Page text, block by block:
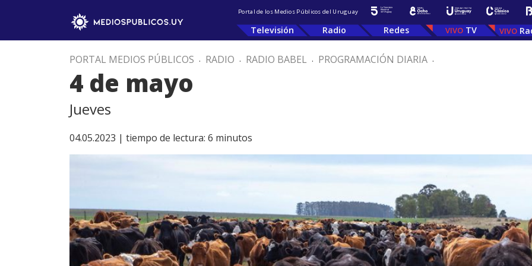
Portal de los Medios Públicos del Uruguay
Televisión Radio Redes TV
PORTAL MEDIOS PÚBLICOS . RADIO . RADIO BABEL . PROGRAMACIÓN DIARIA .
4 de mayo
Jueves
04.05.2023 | tiempo de lectura: 6 minutos